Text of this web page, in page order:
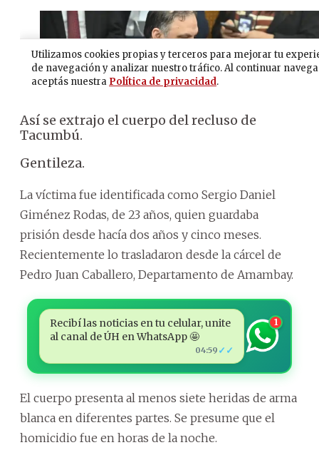
Así se extrajo el cuerpo del recluso de
Tacumbú.
Gentileza.
La víctima fue identificada como Sergio Daniel
Giménez Rodas, de 23 años, quien guardaba
prisión desde hacía dos años y cinco meses.
Recientemente lo trasladaron desde la cárcel de
Pedro Juan Caballero, Departamento de Amambay.
Recibí las noticias en tu celular, unite
al canal de ÚH en WhatsApp 🤩
04:59 ✓✓
1
El cuerpo presenta al menos siete heridas de arma
blanca en diferentes partes. Se presume que el
homicidio fue en horas de la noche.